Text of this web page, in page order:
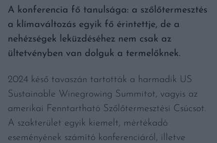
A konferencia fő tanulsága: a szőlőtermesztés
a klímaváltozás egyik fő érintettje, de a
nehézségek leküzdéséhez nem csak az
ültetvényben van dolguk a termelőknek.
2024 késő tavaszán tartották a harmadik US
Sustainable Winegrowing Summitot, vagyis az
amerikai Fenntartható Szőlőtermesztési Csúcsot.
A szakterület egyik kiemelt, mértékadó
eseményének számító konferenciáról, illetve